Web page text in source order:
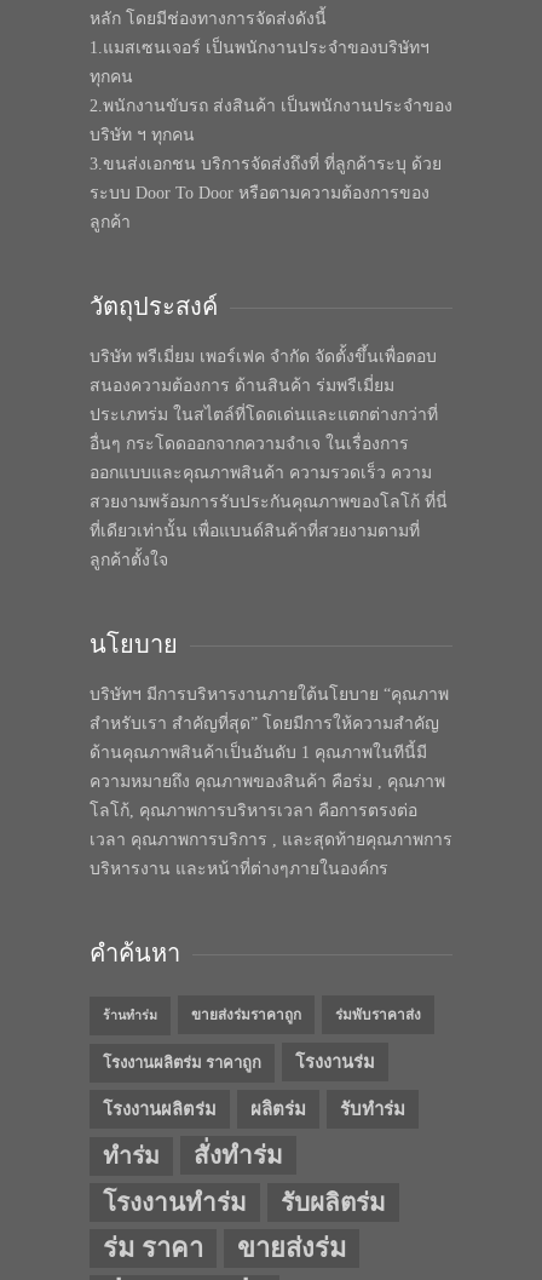
หลัก โดยมีช่องทางการจัดส่งดังนี้
1.แมสเซนเจอร์ เป็นพนักงานประจำของบริษัทฯ
ทุกคน
2.พนักงานขับรถ ส่งสินค้า เป็นพนักงานประจำของ
บริษัท ฯ ทุกคน
3.ขนส่งเอกชน บริการจัดส่งถึงที่ ที่ลูกค้าระบุ ด้วย
ระบบ Door To Door หรือตามความต้องการของ
ลูกค้า
วัตถุประสงค์
บริษัท พรีเมี่ยม เพอร์เฟค จำกัด จัดตั้งขึ้นเพื่อตอบ
สนองความต้องการ ด้านสินค้า ร่มพรีเมี่ยม
ประเภทร่ม ในสไตล์ที่โดดเด่นและแตกต่างกว่าที่
อื่นๆ กระโดดออกจากความจำเจ ในเรื่องการ
ออกแบบและคุณภาพสินค้า ความรวดเร็ว ความ
สวยงามพร้อมการรับประกันคุณภาพของโลโก้ ที่นี่
ที่เดียวเท่านั้น เพื่อแบนด์สินค้าที่สวยงามตามที่
ลูกค้าตั้งใจ
นโยบาย
บริษัทฯ มีการบริหารงานภายใต้นโยบาย “คุณภาพ
สำหรับเรา สำคัญที่สุด” โดยมีการให้ความสำคัญ
ด้านคุณภาพสินค้าเป็นอันดับ 1 คุณภาพในทีนี้มี
ความหมายถึง คุณภาพของสินค้า คือร่ม , คุณภาพ
โลโก้, คุณภาพการบริหารเวลา คือการตรงต่อ
เวลา คุณภาพการบริการ , และสุดท้ายคุณภาพการ
บริหารงาน และหน้าที่ต่างๆภายในองค์กร
คำค้นหา
ร้านทำร่ม ขายส่งร่มราคาถูก ร่มพับราคาส่ง
โรงงานผลิตร่ม ราคาถูก โรงงานร่ม
โรงงานผลิตร่ม ผลิตร่ม รับทำร่ม
ทำร่ม
สั่งทำร่ม
โรงงานทำร่ม
รับผลิตร่ม
ร่ม ราคา ขายส่งร่ม